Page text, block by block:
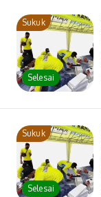
Sukuk
Selesai
Sukuk
Selesai